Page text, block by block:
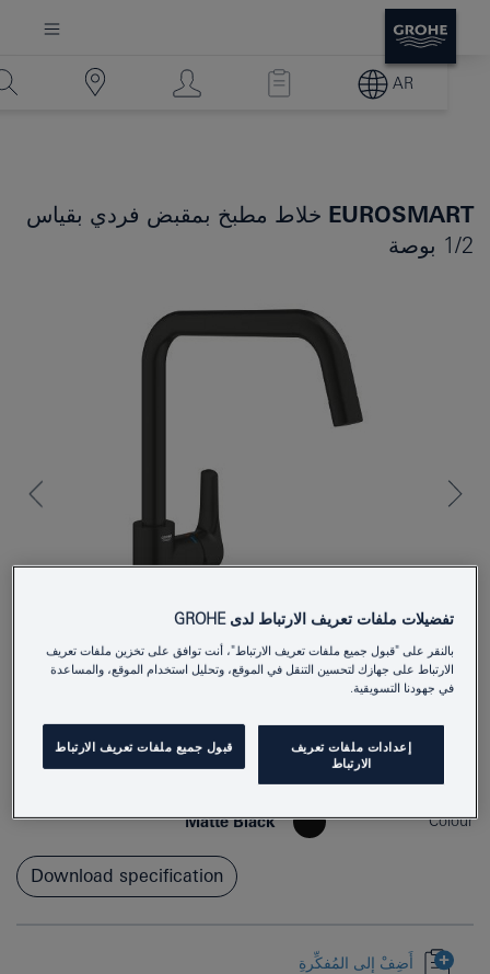
AR
EUROSMART خلاط مطبخ بمقبض فردي بقياس
1/2 بوصة
Colour
Matte Black
Download specification
أَضِفْ إلى المُفكِّرةِ
تفضيلات ملفات تعريف الارتباط لدى GROHE
بالنقر على "قبول جميع ملفات تعريف الارتباط"، أنت توافق على تخزين ملفات تعريف
الارتباط على جهازك لتحسين التنقل في الموقع، وتحليل استخدام الموقع، والمساعدة
في جهودنا التسويقية.
إعدادات ملفات تعريف
الارتباط
قبول جميع ملفات تعريف الارتباط